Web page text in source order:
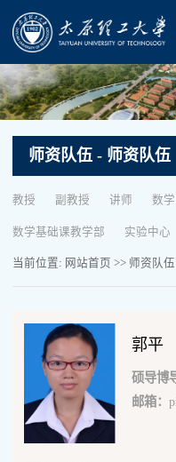
师资队伍 - 师资队伍
教授 副教授 讲师 数
数学基础课教学部 实验中心
当前位置: 网站首页 >> 师资队伍
郭平
硕导博
邮箱：